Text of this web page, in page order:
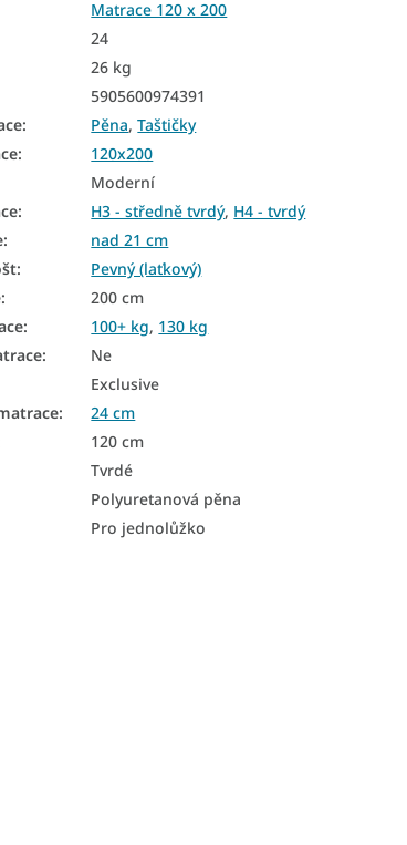
Matrace 120 x 200
24
26 kg
5905600974391
: Pěna,Taštičky
:
120x200
Moderní
: H3 - středně tvrdý, H4 - tvrdý
:
nad 21 cm
:
Pevný (laťkový)
:
200 cm
: 100+ kg, 130 kg
:
Ne
Exclusive
:
24 cm
120 cm
Tvrdé
Polyuretanová pěna
Pro jednolůžko